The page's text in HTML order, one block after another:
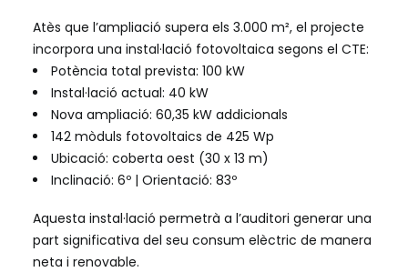
Atès que l’ampliació supera els 3.000 m², el projecte
incorpora una instal·lació fotovoltaica segons el CTE:
Potència total prevista: 100 kW
Instal·lació actual: 40 kW
Nova ampliació: 60,35 kW addicionals
142 mòduls fotovoltaics de 425 Wp
Ubicació: coberta oest (30 x 13 m)
Inclinació: 6º | Orientació: 83º
Aquesta instal·lació permetrà a l’auditori generar una
part significativa del seu consum elèctric de manera
neta i renovable.